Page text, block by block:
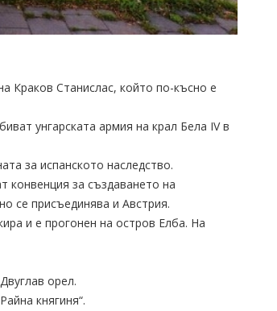
Краков Станислас, който по-късно е
унгарската армия на крал Бела IV в
за испанското наследство.
конвенция за създаването на
се присъединява и Австрия.
и е прогонен на остров Елба. На
орел.
княгиня“.